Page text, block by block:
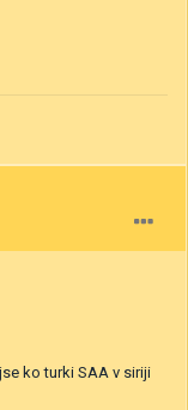
ko turki SAA v siriji